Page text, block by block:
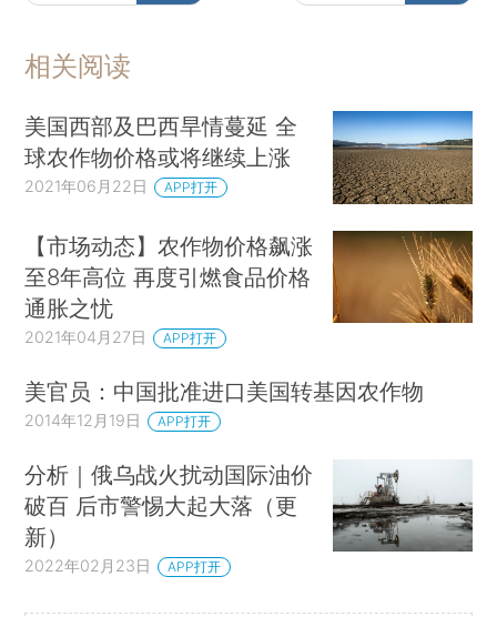
相关阅读
美国西部及巴西旱情蔓延 全
球农作物价格或将继续上涨
2021年06月22日 APP打开
【市场动态】农作物价格飙涨
至8年高位 再度引燃食品价格
通胀之忧
2021年04月27日 APP打开
美官员：中国批准进口美国转基因农作物
2014年12月19日 APP打开
分析｜俄乌战火扰动国际油价
破百 后市警惕大起大落（更
新）
2022年02月23日 APP打开